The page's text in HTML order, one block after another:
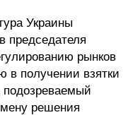
Украины
председателя
рынков
в получении взятки
решения